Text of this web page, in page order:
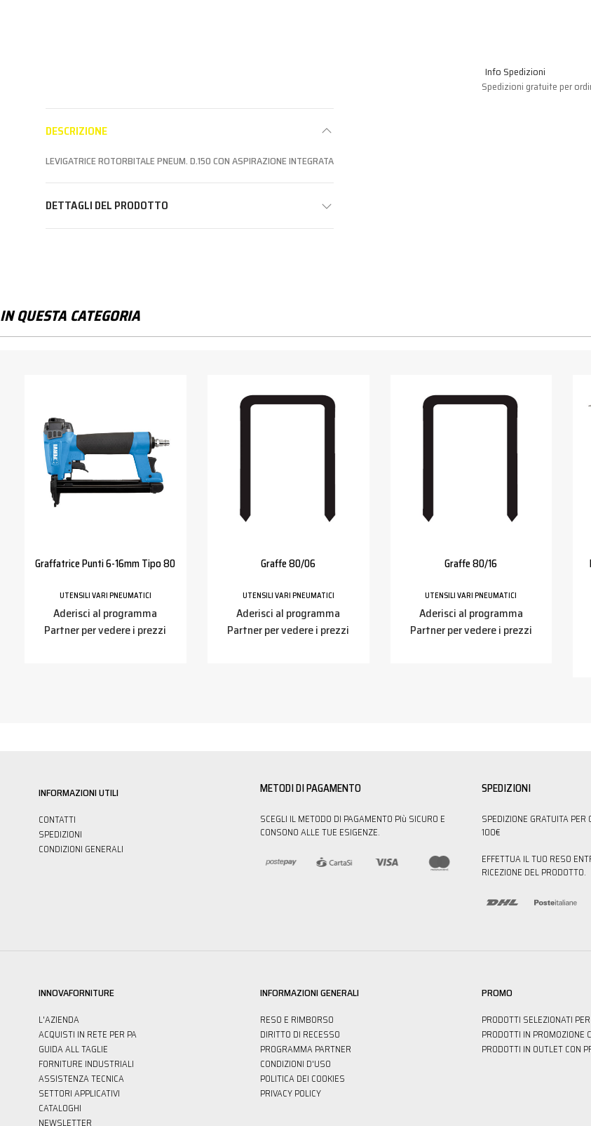
Info Spedizioni
Spedizioni gratuite per
DESCRIZIONE
LEVIGATRICE ROTORBITALE PNEUM. D.150 CON ASPIRAZIONE INTEGRATA
DETTAGLI DEL PRODOTTO
IN QUESTA CATEGORIA
Graffatrice Punti 6-16mm Tipo 80
UTENSILI VARI PNEUMATICI
Aderisci al programma
Partner per vedere i prezzi
Graffe 80/06
UTENSILI VARI PNEUMATICI
Aderisci al programma
Partner per vedere i prezzi
Graffe 80/16
UTENSILI VARI PNEUMATICI
Aderisci al programma
Partner per vedere i prezzi
INFORMAZIONI UTILI
CONTATTI
SPEDIZIONI
CONDIZIONI GENERALI
METODI DI PAGAMENTO
SCEGLI IL METODO DI PAGAMENTO PIù SICURO E
CONSONO ALLE TUE ESIGENZE.
SPEDIZIONI
SPEDIZIONE GRATUITA
100€
EFFETTUA IL TUO RESO
RICEZIONE DEL PRODOTTO.
INNOVAFORNITURE
L'AZIENDA
ACQUISTI IN RETE PER PA
GUIDA ALL TAGLIE
FORNITURE INDUSTRIALI
ASSISTENZA TECNICA
SETTORI APPLICATIVI
CATALOGHI
NEWSLETTER
INFORMAZIONI GENERALI
RESO E RIMBORSO
DIRITTO DI RECESSO
PROGRAMMA PARTNER
CONDIZIONI D'USO
POLITICA DEI COOKIES
PRIVACY POLICY
PROMO
PRODOTTI SELEZIONATI
PRODOTTI IN PROMOZIONE
PRODOTTI IN OUTLET CON